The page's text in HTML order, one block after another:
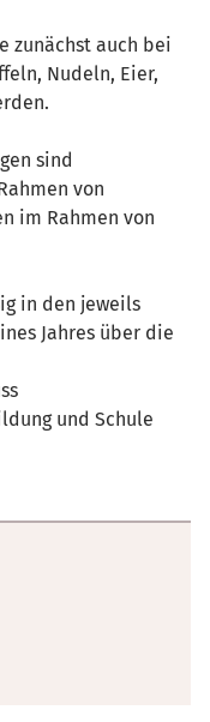
zunächst auch bei
Nudeln, Eier,
sind
von
im Rahmen von
in den jeweils
Jahres über die
und Schule